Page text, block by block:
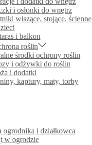
i osłonki do wnętrz
wiszące, stojące, ścienne
i balkon
roślin
środki ochrony roślin
i odżywki do roślin
i dodatki
kaptury, maty, torby
ogrodnika i działkowca
w ogrodzie